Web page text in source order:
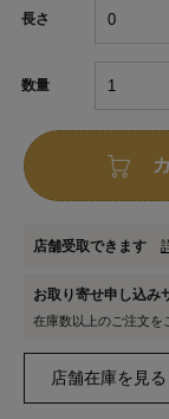
長さ
数量
店舗受取できます
お取り寄せ申し込
在庫数以上のご注文を